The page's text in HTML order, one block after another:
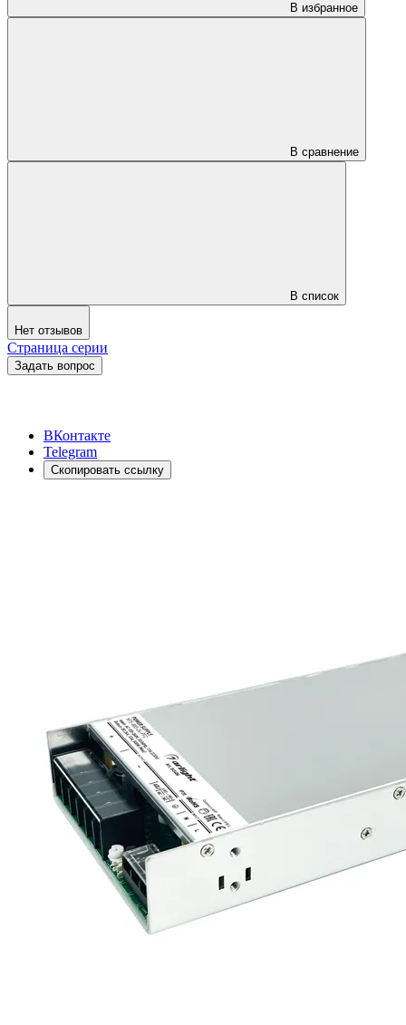
В избранное
В сравнение
В список
Нет отзывов
Страница серии
Задать вопрос
ВКонтакте
Telegram
Скопировать ссылку